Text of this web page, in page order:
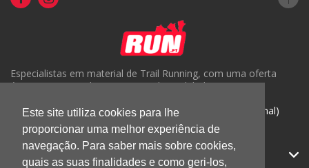
Este site utiliza cookies para lhe
proporcionar uma melhor experiência de
navegação. Para saber mais sobre cookies,
quais as suas finalidades e como geri-los,
Especialistas em material de Trail Running, com uma oferta
única em Portugal e um serviço de qualidade.
( +351) 918816191 (Chamada para rede móvel nacional)
geral@run.pt